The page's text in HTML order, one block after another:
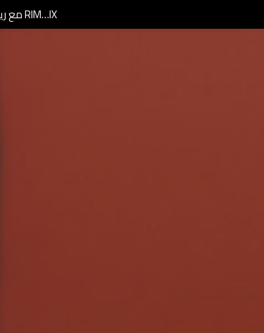
RIM…IX مع ريم حرب شواح الساعة الرابعة